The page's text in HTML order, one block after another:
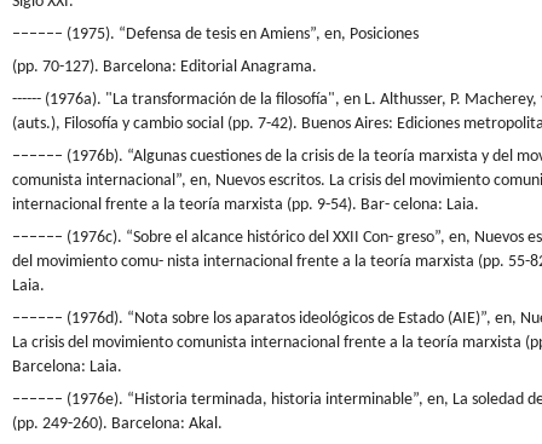
–––––– (1975). “Defensa de tesis en Amiens”, en, Posiciones
(pp. 70-127). Barcelona: Editorial Anagrama.
------ (1976a). "La transformación de la filosofía", en L. Althusser, P. Macherey,
(auts.), Filosofía y cambio social (pp. 7-42). Buenos Aires: Ediciones
–––––– (1976b). “Algunas cuestiones de la crisis de la teoría marxista y del
comunista internacional”, en, Nuevos escritos. La crisis del movimiento
internacional frente a la teoría marxista (pp. 9-54). Bar- celona: Laia.
–––––– (1976c). “Sobre el alcance histórico del XXII Con- greso”, en, Nuevos
del movimiento comu- nista internacional frente a la teoría marxista (pp. 55-
Laia.
–––––– (1976d). “Nota sobre los aparatos ideológicos de Estado (AIE)”, en,
La crisis del movimiento comunista internacional frente a la teoría marxista
Barcelona: Laia.
–––––– (1976e). “Historia terminada, historia interminable”, en, La soledad
(pp. 249-260). Barcelona: Akal.